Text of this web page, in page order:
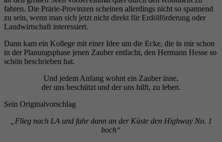
fahren. Die Prärie-Provinzen scheinen allerdings nicht so spannend
zu sein, wenn man sich jetzt nicht direkt für Erdölförderung oder
Landwirtschaft interessiert.
Dann kam ein Kollege mit einer Idee um die Ecke, die in mir schon
in der Planungsphase jenen Zauber entfacht, den Hermann Hesse so
schön beschrieben hat.
Und jedem Anfang wohnt ein Zauber inne,
der uns beschützt und der uns hilft, zu leben.
Sein Originalvorschlag
„Flieg nach LA und fahr dann an der Küste den Highway No. 1
hoch“